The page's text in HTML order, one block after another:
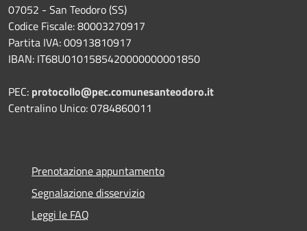
07052 - San Teodoro (SS)
Codice Fiscale: 80003270917
Partita IVA: 00913810917
IBAN: IT68U0101585420000000001850
PEC: protocollo@pec.comunesanteodoro.it
Centralino Unico: 0784860011
Prenotazione appuntamento
Segnalazione disservizio
Leggi le FAQ